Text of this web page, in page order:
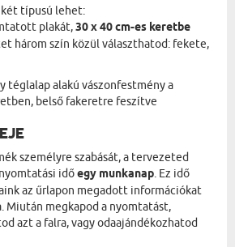
típusú lehet:
plakát,30 x 40 cm-es keretbe
három szín közül választhatod: fekete,
téglalap alakú vászonfestmény a
belső fakeretre feszítve
személyre szabását, a tervezeted
időegy munkanap . Ez idő
az űrlapon megadott információkat
Miután megkapod a nyomtatást,
azt a falra, vagy odaajándékozhatod